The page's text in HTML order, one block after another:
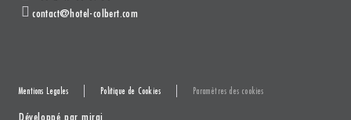
contact@hotel-colbert.com
Mentions Legales Politique de Cookies Paramètres des cookies
Développé parmirai